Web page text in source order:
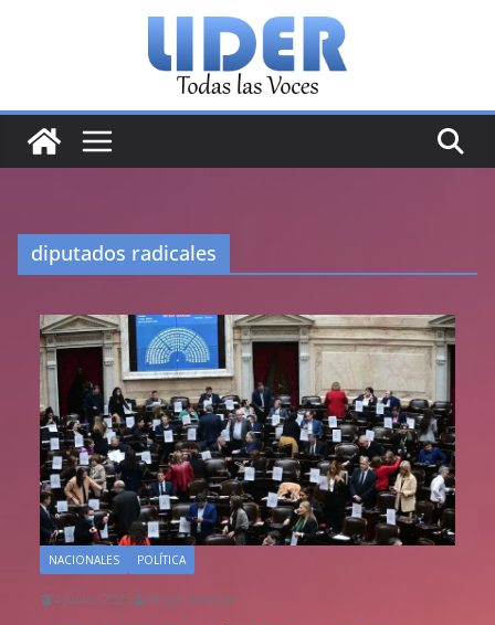
diputados radicales
NACIONALES POLÍTICA
4 junio, 2025 Sergio Stadius